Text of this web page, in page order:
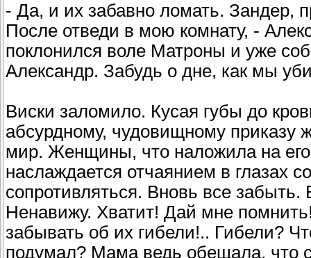
- Да, и их забавно ломать. Зандер,
После отведи в мою комнату, -
поклонился воле Матроны и уже
Александр. Забудь о дне, как мы
Виски заломило. Кусая губы до
абсурдному, чудовищному приказу
мир. Женщины, что наложила на
наслаждается отчаянием в глазах
сопротивляться. Вновь все
Ненавижу. Хватит! Дай мне
забывать об их гибели!.. Гибели?
подумал? Мама ведь обещала, что